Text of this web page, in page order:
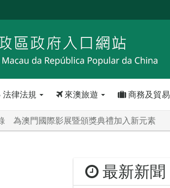
法律法規 來澳旅遊 商務及貿易
為澳門國際影展暨頒獎典禮加入新元素
最新新聞